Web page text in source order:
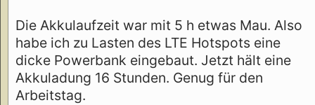
Die Akkulaufzeit war mit 5 h etwas Mau. Also
habe ich zu Lasten des LTE Hotspots eine
dicke Powerbank eingebaut. Jetzt hält eine
Akkuladung 16 Stunden. Genug für den
Arbeitstag.